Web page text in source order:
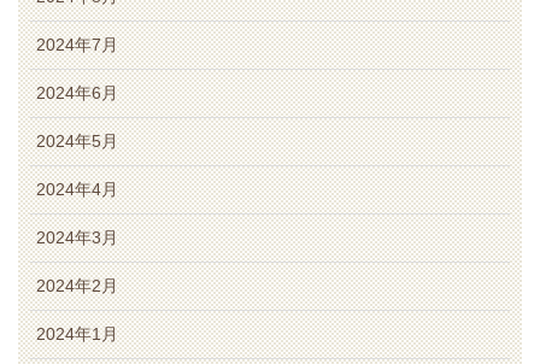
2024年7月
2024年6月
2024年5月
2024年4月
2024年3月
2024年2月
2024年1月